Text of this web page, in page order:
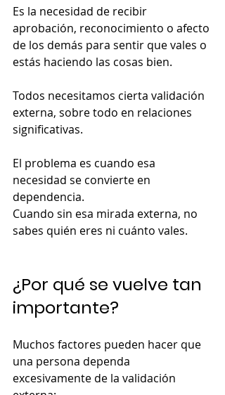
Es la necesidad de recibir
aprobación, reconocimiento o afecto
de los demás para sentir que vales o
estás haciendo las cosas bien.
Todos necesitamos cierta validación
externa, sobre todo en relaciones
significativas.
El problema es cuando esa
necesidad se convierte en
dependencia.
Cuando sin esa mirada externa, no
sabes quién eres ni cuánto vales.
¿Por qué se vuelve tan
importante?
Muchos factores pueden hacer que
una persona dependa
excesivamente de la validación